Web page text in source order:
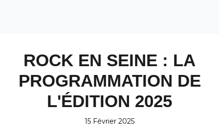
ROCK EN SEINE : LA
PROGRAMMATION DE
L'ÉDITION 2025
15 Février 2025